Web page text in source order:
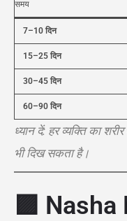
समय
7–10 दिन
15–25 दिन
30–45 दिन
60–90 दिन
ध्यान दें: हर व्यक्ति का
भी दिख सकता है।
🟪